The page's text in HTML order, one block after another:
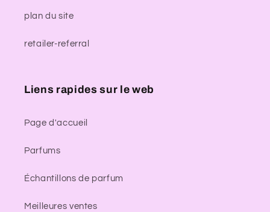
plan du site
retailer-referral
Liens rapides sur le web
Page d'accueil
Parfums
Échantillons de parfum
Meilleures ventes